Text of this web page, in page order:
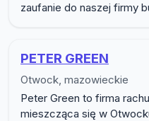
zaufanie do naszej firmy
PETER GREEN
Otwock, mazowieckie
Peter Green to firma
mieszcząca się w